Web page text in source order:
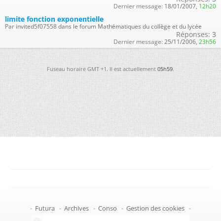
Dernier message: 18/01/2007, 12h20
limite fonction exponentielle
Par invited5f07558 dans le forum Mathématiques du collège et du lycée
Réponses: 3
Dernier message: 25/11/2006, 23h56
Fuseau horaire GMT +1. Il est actuellement05h59.
- Futura - Archives - Conso - Gestion des cookies -